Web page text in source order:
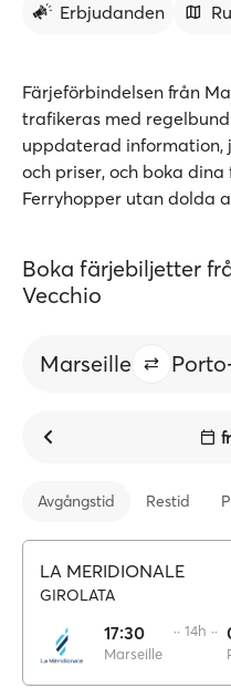
Erbjudanden
Färjeförbindelsen från
trafikeras med
uppdaterad
och priser, och boka
Ferryhopper utan dolda
Boka färjebiljetter
Vecchio
Marseille
Avgångstid Restid
LA MERIDIONALE
GIROLATA
17:30
Marseille
·· 14h ··